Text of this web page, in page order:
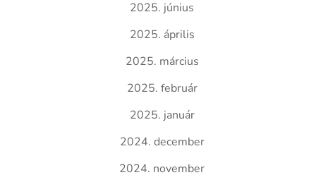
2025. június
2025. április
2025. március
2025. február
2025. január
2024. december
2024. november